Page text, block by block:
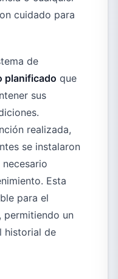
cuidado para
de
planificado que
sus
realizada,
se instalaron
Esta
para el
permitiendo un
historial de